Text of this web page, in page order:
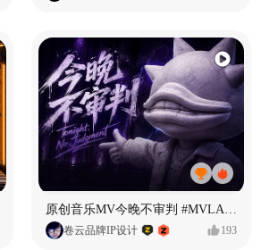
原创音乐MV今晚不审判 #MVLAND嘻哈狂欢派对
卷云品牌IP设计 193